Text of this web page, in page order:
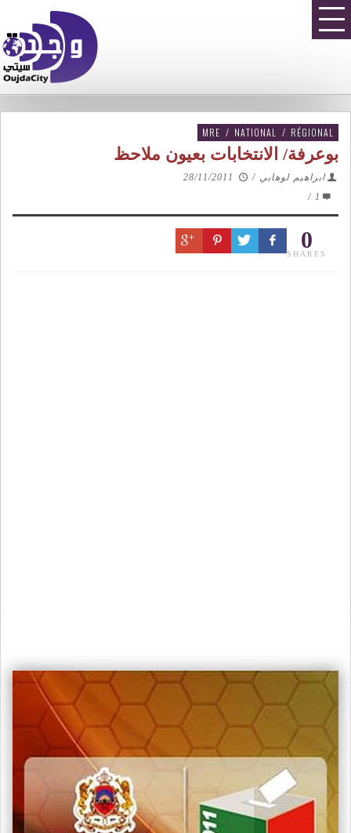
MRE / NATIONAL / RÉGIONAL
بوعرفة/ الانتخابات بعيون ملاحظ
ابراهيم لوهابي /
28/11/2011
1
/
0
SHARES